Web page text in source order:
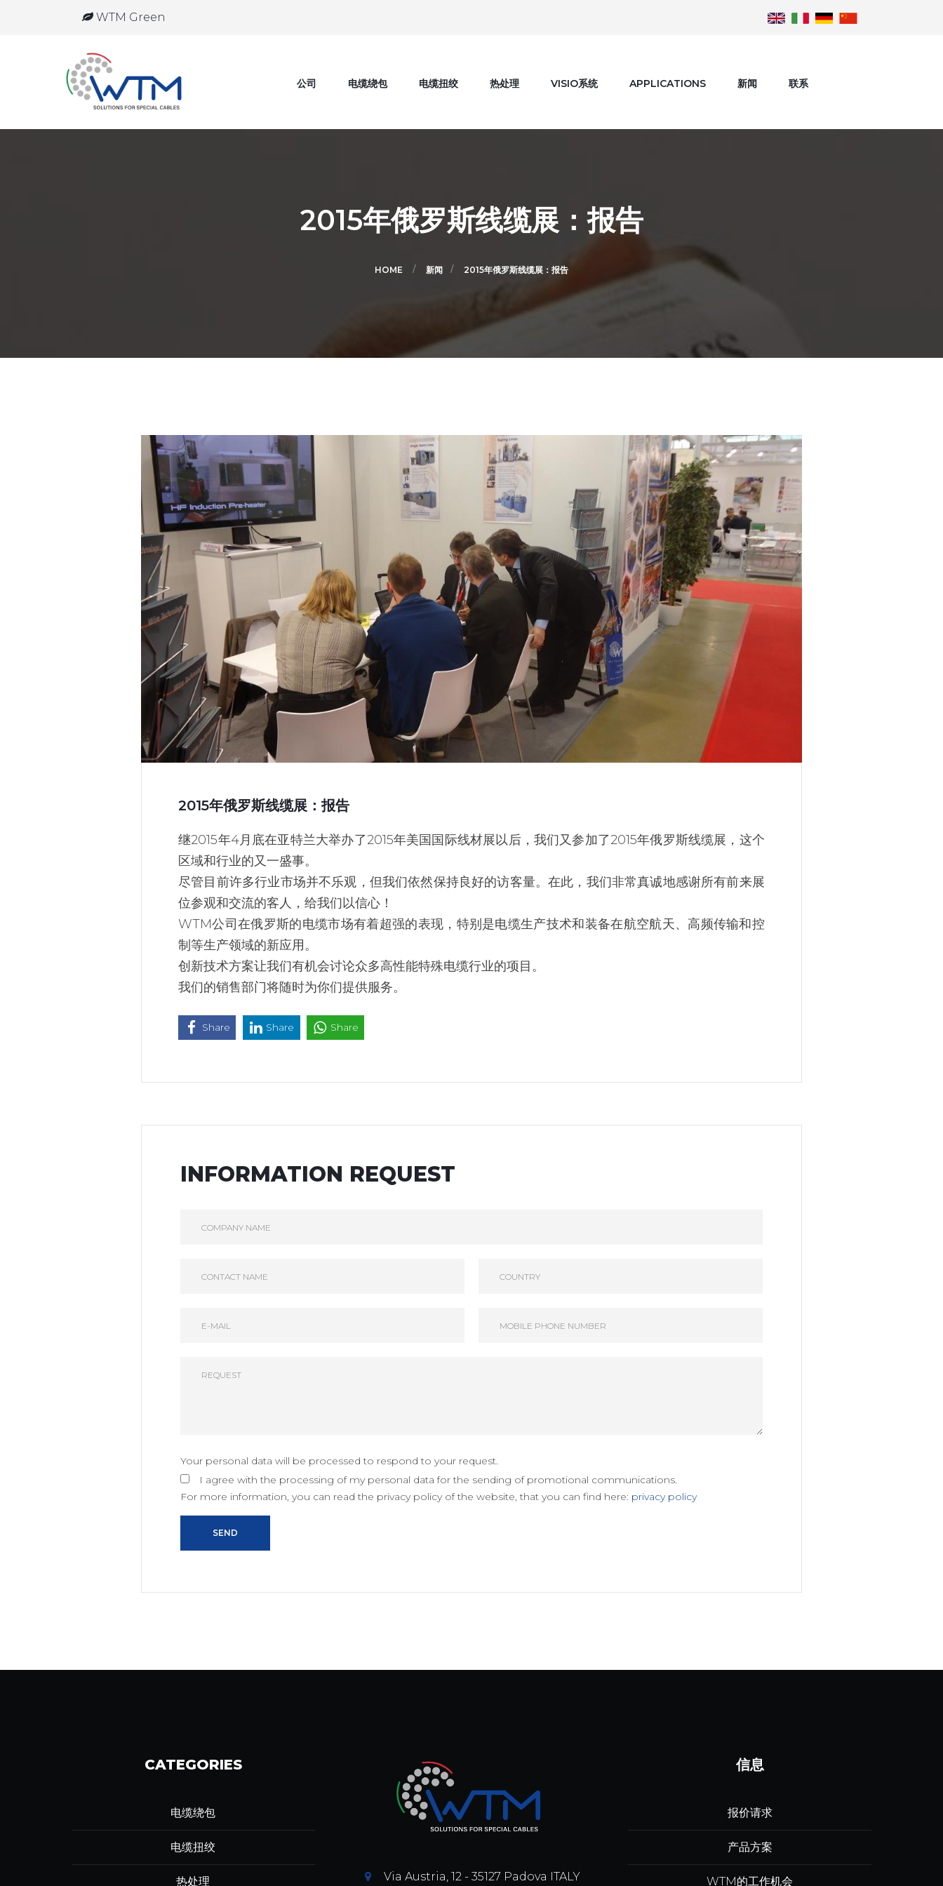
WTM Green
公司 电缆绕包 电缆扭绞 热处理 VISIO系统 APPLICATIONS 新闻 联系
2015年俄罗斯线缆展：报告
HOME 新闻 2015年俄罗斯线缆展：报告
2015年俄罗斯线缆展：报告
继2015年4月底在亚特兰大举办了2015年美国国际线材展以后，我们又参加了2015年俄罗斯线缆展，这个
区域和行业的又一盛事。
尽管目前许多行业市场并不乐观，但我们依然保持良好的访客量。在此，我们非常真诚地感谢所有前来展
位参观和交流的客人，给我们以信心！
WTM公司在俄罗斯的电缆市场有着超强的表现，特别是电缆生产技术和装备在航空航天、高频传输和控
制等生产领域的新应用。
创新技术方案让我们有机会讨论众多高性能特殊电缆行业的项目。
我们的销售部门将随时为你们提供服务。
Share Share Share
INFORMATION REQUEST
Your personal data will be processed to respond to your request.
I agree with the processing of my personal data for the sending of promotional communications.
For more information, you can read the privacy policy of the website, that you can find here: privacy policy
SEND
Via Austria, 12 - 35127 Padova ITALY
CATEGORIES
电缆绕包
电缆扭绞
热处理
信息
报价请求
产品方案
WTM的工作机会